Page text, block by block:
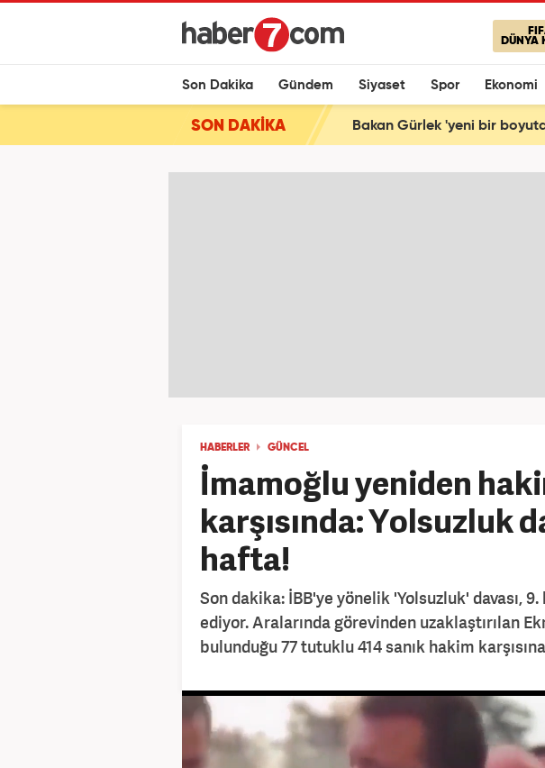
DÜNYA
Son Dakika Gündem Siyaset Spor Ekonomi
SON DAKİKA Bakan Gürlek 'yeni bir
HABERLER GÜNCEL
İmamoğlu yeniden
karşısında: Yolsuzluk
hafta!
Son dakika: İBB'ye yönelik 'Yolsuzluk' davası,
ediyor. Aralarında görevinden uzaklaştırılan
bulunduğu 77 tutuklu 414 sanık hakim